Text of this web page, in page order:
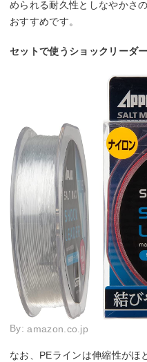
められる耐久性としなやかさ
おすすめです。
セットで使うショックリーダ
By:amazon.co.jp
なお、PEラインは伸縮性がほ